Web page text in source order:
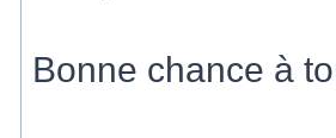
Bonne chance à